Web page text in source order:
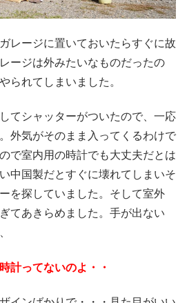
レージに置いておいたらすぐに故
ージは外みたいなものだったの
られてしまいました。
てシャッターがついたので、一応
外気がそのまま入ってくるわけで
で室内用の時計でも大丈夫だとは
中国製だとすぐに壊れてしまいそ
を探していました。そして室外
てあきらめました。手が出ない
計ってないのよ・・